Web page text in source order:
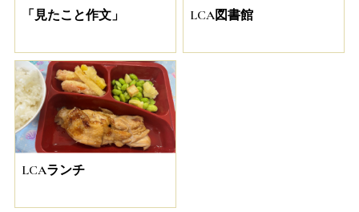
「見たこと作文」 LCA図書館
LCAランチ